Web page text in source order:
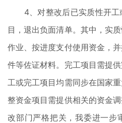
4、对整改后已实质性开工
目，退出负面清单。其中，实
作业、按进度支付使用资金，
件等佐证材料。完工项目需提
工或完工项目均需同步在国家
整资金项目需提供相关的资金
改部门严格把关，我委进一步